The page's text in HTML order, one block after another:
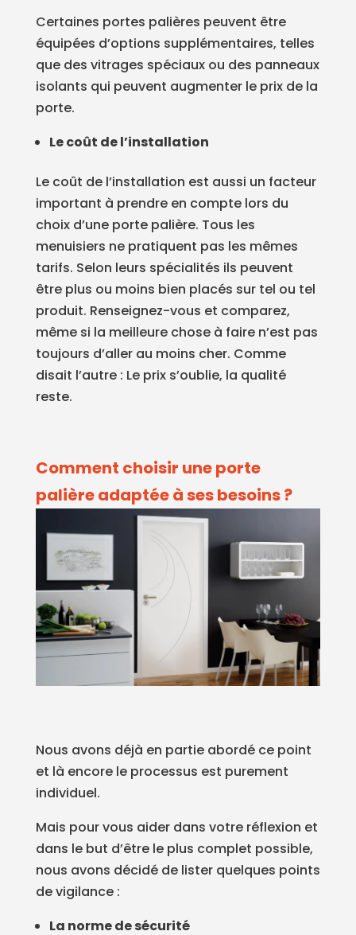
Certaines portes palières peuvent être
équipées d’options supplémentaires, telles
que des vitrages spéciaux ou des panneaux
isolants qui peuvent augmenter le prix de la
porte.
Le coût de l’installation
Le coût de l’installation est aussi un facteur
important à prendre en compte lors du
choix d’une porte palière. Tous les
menuisiers ne pratiquent pas les mêmes
tarifs. Selon leurs spécialités ils peuvent
être plus ou moins bien placés sur tel ou tel
produit. Renseignez-vous et comparez,
même si la meilleure chose à faire n’est pas
toujours d’aller au moins cher. Comme
disait l’autre : Le prix s’oublie, la qualité
reste.
Comment choisir une porte
palière adaptée à ses besoins ?
Nous avons déjà en partie abordé ce point
et là encore le processus est purement
individuel.
Mais pour vous aider dans votre réflexion et
dans le but d’être le plus complet possible,
nous avons décidé de lister quelques points
de vigilance :
La norme de sécurité